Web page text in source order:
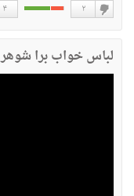
۴ ۲
لباس خواب برا شوهر